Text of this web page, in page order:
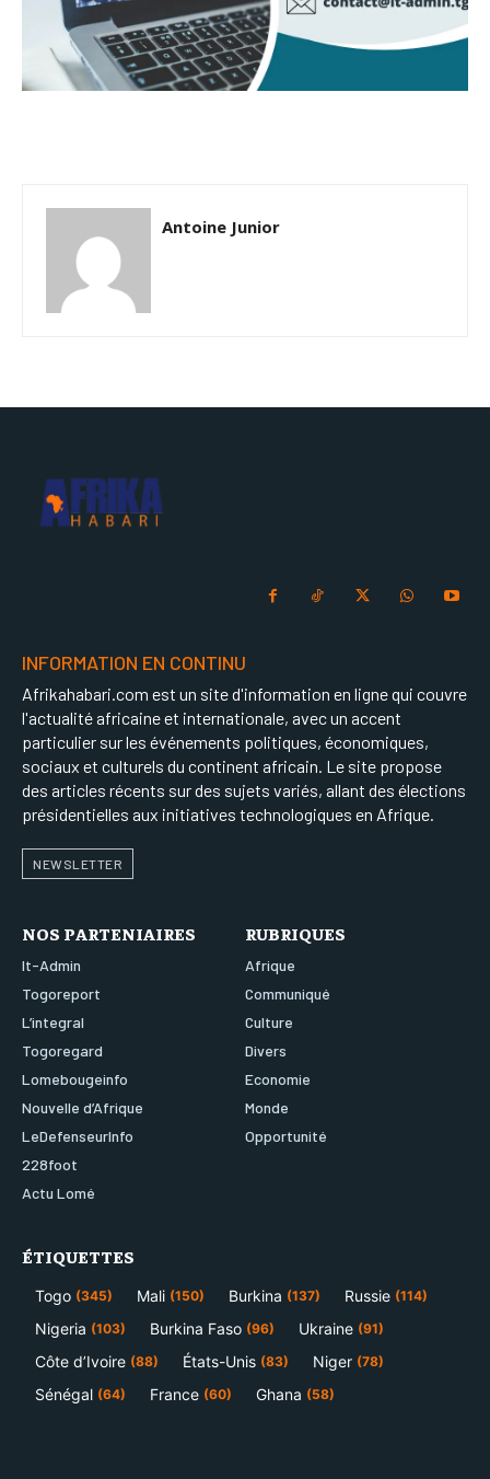
Antoine Junior
INFORMATION EN CONTINU
Afrikahabari.com est un site d'information en ligne qui couvre
l'actualité africaine et internationale, avec un accent
particulier sur les événements politiques, économiques,
sociaux et culturels du continent africain. Le site propose
des articles récents sur des sujets variés, allant des élections
présidentielles aux initiatives technologiques en Afrique.
NEWSLETTER
NOS PARTENIAIRES
It-Admin
Togoreport
L’integral
Togoregard
Lomebougeinfo
Nouvelle d’Afrique
LeDefenseurInfo
228foot
Actu Lomé
RUBRIQUES
Afrique
Communiqué
Culture
Divers
Economie
Monde
Opportunité
ÉTIQUETTES
Togo (345) Mali (150) Burkina (137) Russie (114)
Nigeria (103) Burkina Faso (96) Ukraine (91)
Côte d’Ivoire (88) États-Unis (83) Niger (78)
Sénégal (64) France (60) Ghana (58)